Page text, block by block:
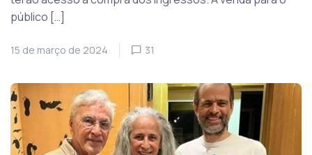
público […]
15 de março de 2024 31